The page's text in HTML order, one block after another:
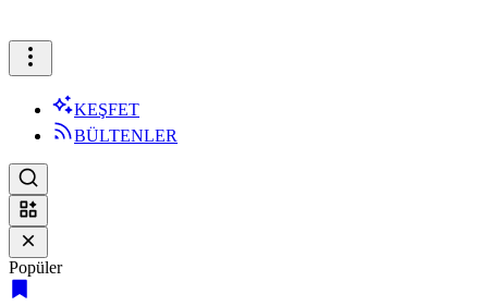
KEŞFET
BÜLTENLER
Popüler